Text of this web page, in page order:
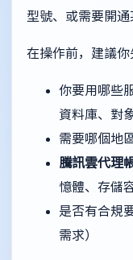
型號、或需要開通
在操作前，建議你
你要用哪些
資料庫、對
需要哪個地
騰訊雲代理
憶體、存儲
是否有合規
需求）